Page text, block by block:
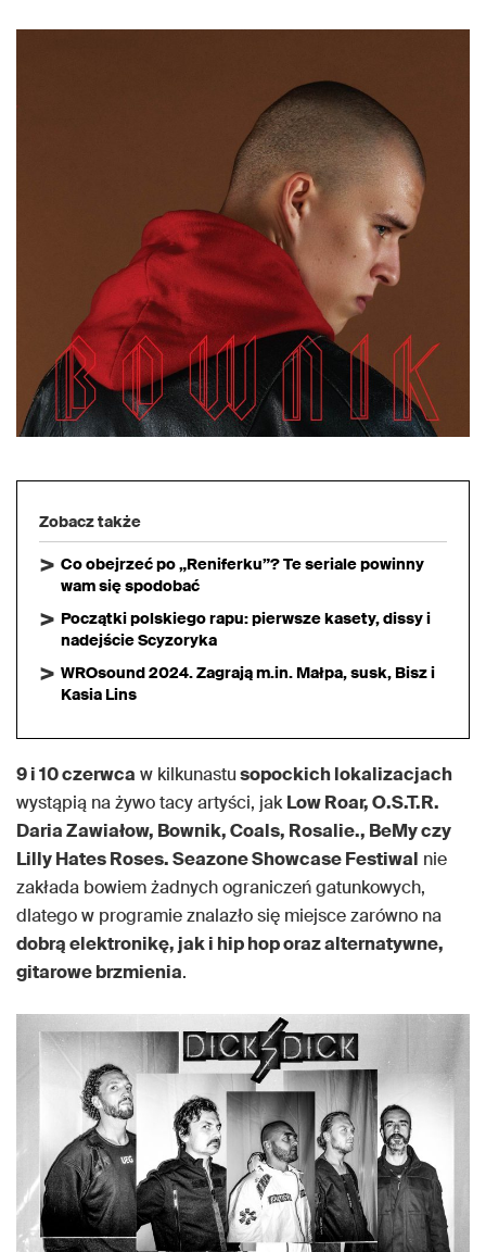
Zobacz także
Co obejrzeć po „Reniferku”? Te seriale powinny
wam się spodobać
Początki polskiego rapu: pierwsze kasety, dissy i
nadejście Scyzoryka
WROsound 2024. Zagrają m.in. Małpa, susk, Bisz i
Kasia Lins
9 i 10 czerwca w kilkunastusopockich lokalizacjach
wystąpią na żywo tacy artyści, jakLow Roar, O.S.T.R.
Daria Zawiałow, Bownik, Coals, Rosalie., BeMy czy
Lilly Hates Roses. Seazone Showcase Festiwal nie
zakłada bowiem żadnych ograniczeń gatunkowych,
dlatego w programie znalazło się miejsce zarówno na
dobrą elektronikę, jak i hip hop oraz alternatywne,
gitarowe brzmienia.